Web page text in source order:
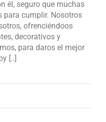
él, seguro que muchas
para cumplir. Nosotros
ofrenciéndoos
decorativos y
para daros el mejor
[..]